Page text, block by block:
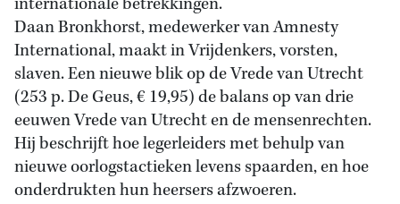
Daan Bronkhorst, medewerker van Amnesty
International, maakt in Vrijdenkers, vorsten,
slaven. Een nieuwe blik op de Vrede van Utrecht
(253 p. De Geus, € 19,95) de balans op van drie
eeuwen Vrede van Utrecht en de mensenrechten.
Hij beschrijft hoe legerleiders met behulp van
nieuwe oorlogstactieken levens spaarden, en hoe
onderdrukten hun heersers afzwoeren.